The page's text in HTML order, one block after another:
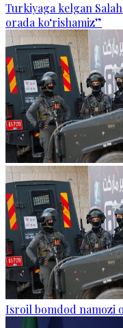
Turkiyaga kelgan
orada ko‘rishamiz”
Isroil bomdod namozi